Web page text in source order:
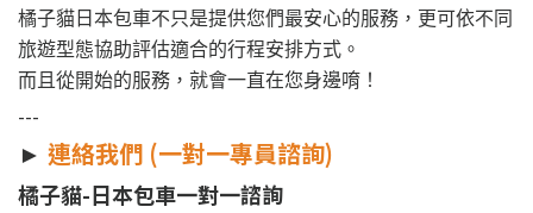
橘子貓日本包車不只是提供您們最安心的服務，更可依不同
旅遊型態協助評估適合的行程安排方式。
而且從開始的服務，就會一直在您身邊唷！
---
► 連絡我們 (一對一專員諮詢)
橘子貓-日本包車一對一諮詢